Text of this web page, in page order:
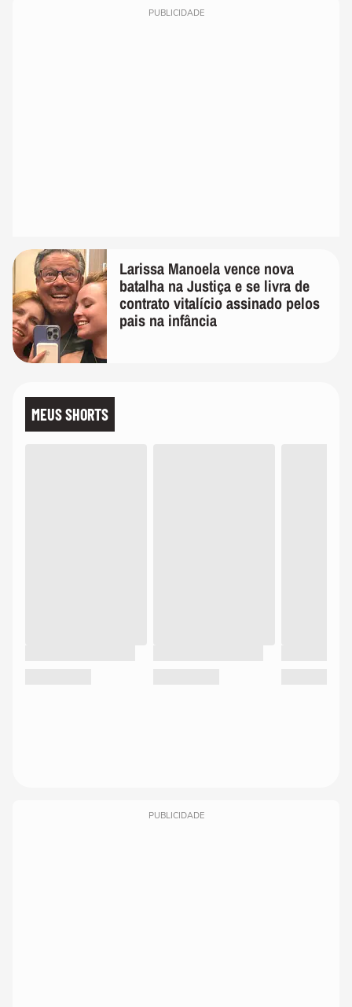
PUBLICIDADE
Larissa Manoela vence nova
batalha na Justiça e se livra de
contrato vitalício assinado pelos
pais na infância
MEUS SHORTS
PUBLICIDADE